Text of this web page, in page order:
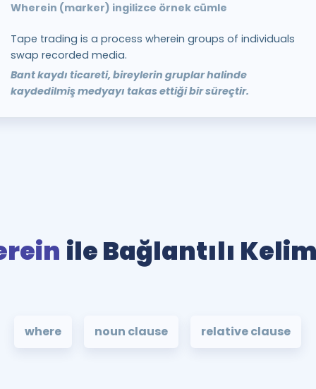
Wherein (marker) ingilizce örnek cümle
Tape trading is a process wherein groups of individuals
swap recorded media.
Bant kaydı ticareti, bireylerin gruplar halinde
kaydedilmiş medyayı takas ettiği bir süreçtir.
ile Bağlantılı
where noun clause relative clause